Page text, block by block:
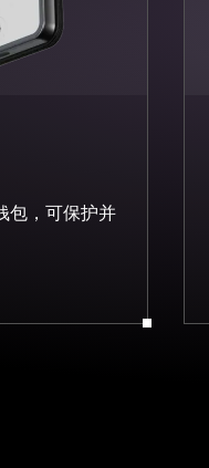
包，可保护并